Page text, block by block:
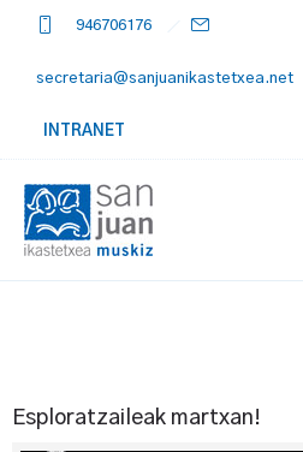
946706176
secretaria@sanjuanikastetxea.net
INTRANET
Esploratzaileak martxan!